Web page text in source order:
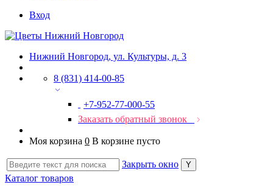
Вход
Нижний Новгород, ул. Культуры, д. 3
8 (831) 414-00-85
+7-952-77-000-55
Заказать обратный звонок
Моя корзина 0 В корзине пусто
Закрыть окно
Каталог товаров